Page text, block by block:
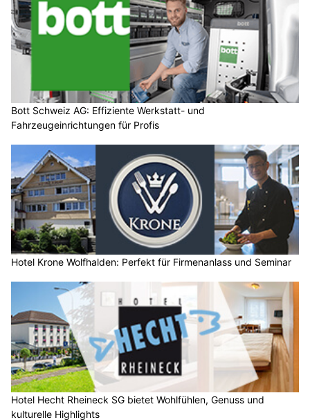
Bott Schweiz AG: Effiziente Werkstatt- und
Fahrzeugeinrichtungen für Profis
Hotel Krone Wolfhalden: Perfekt für Firmenanlass und Seminar
Hotel Hecht Rheineck SG bietet Wohlfühlen, Genuss und
kulturelle Highlights